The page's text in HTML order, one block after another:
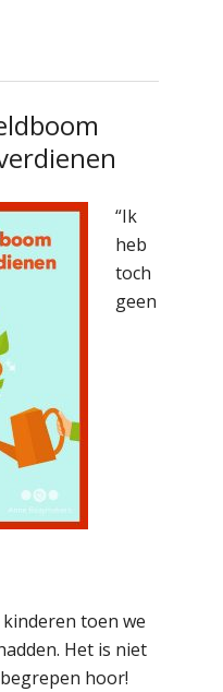
“Ik
heb
toch
geen
toen we
Het is niet
hoor!